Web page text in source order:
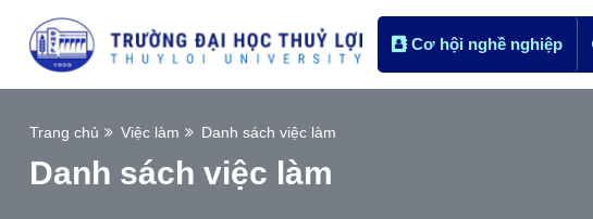
Cơ hội nghề nghiệp
Trang chủ Việc làm Danh sách việc làm
Danh sách việc làm